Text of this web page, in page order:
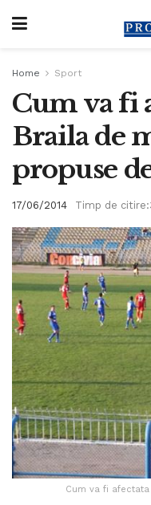
Home Sport
Cum va fi
Braila de
propuse
17/06/2014 Timp de
Cum va fi